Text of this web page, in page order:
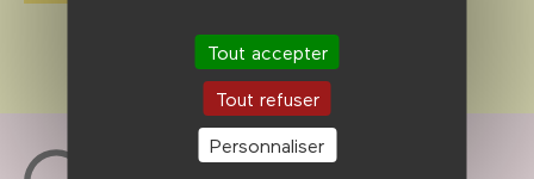
Tout accepter
Tout refuser
Personnaliser